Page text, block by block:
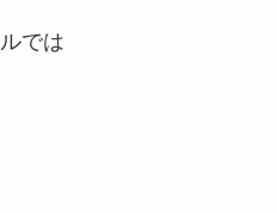
では